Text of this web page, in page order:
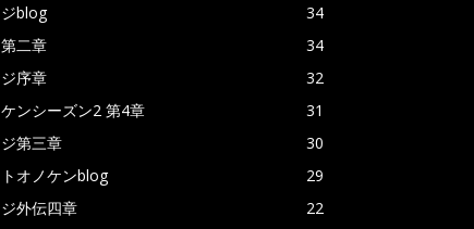
blog
34
二章
34
序章
32
ンシーズン2 第4章
31
第三章
30
オノケンblog
29
外伝四章
22